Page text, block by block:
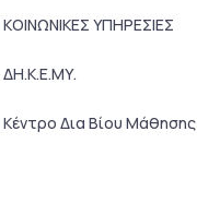
ΚΟΙΝΩΝΙΚΕΣ ΥΠΗΡΕΣΙΕΣ
ΔΗ.Κ.Ε.ΜΥ.
Κέντρο Δια Βίου Μάθησης